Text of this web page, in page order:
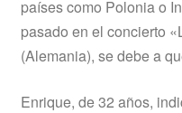
países como Polonia o
pasado en el concierto
(Alemania), se debe a
Enrique, de 32 años,